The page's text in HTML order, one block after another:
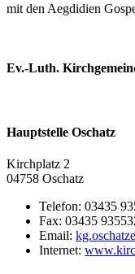
mit den Aegdidien
Ev.-Luth.
Hauptstelle Oschatz
Kirchplatz 2
04758 Oschatz
Telefon: 03435
Fax: 03435
Email:
Internet: